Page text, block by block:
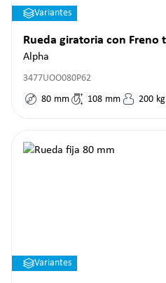
Variantes
Rueda giratoria con Freno
Alpha
3477UOO080P62
80 mm 108 mm 200 kg
Variantes